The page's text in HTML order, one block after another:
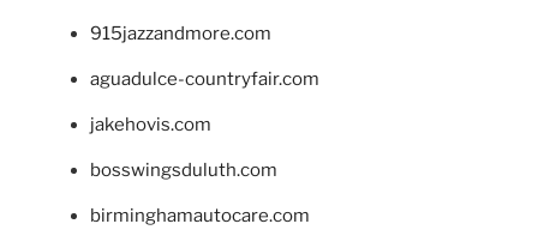
915jazzandmore.com
aguadulce-countryfair.com
jakehovis.com
bosswingsduluth.com
birminghamautocare.com